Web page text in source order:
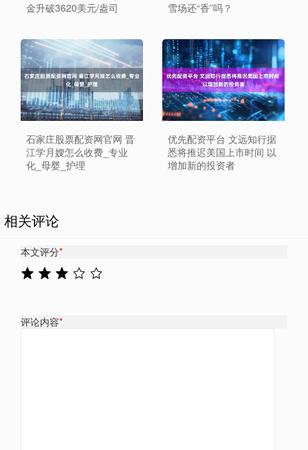
金升破3620美元/盎司
雪场还“香”吗？
石家庄股票配资网官网 晋
江学月嫂怎么收费_专业
化_母婴_护理
优先配资平台 文远知行据
悉将推迟美国上市时间 以
增加新的投资者
相关评论
本文评分*
评论内容*